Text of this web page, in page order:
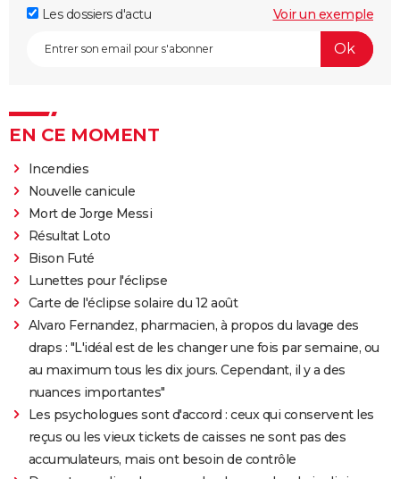
Les dossiers d'actu
Voir un exemple
EN CE MOMENT
Incendies
Nouvelle canicule
Mort de Jorge Messi
Résultat Loto
Bison Futé
Lunettes pour l'éclipse
Carte de l'éclipse solaire du 12 août
Alvaro Fernandez, pharmacien, à propos du lavage des
draps : "L'idéal est de les changer une fois par semaine, ou
au maximum tous les dix jours. Cependant, il y a des
nuances importantes"
Les psychologues sont d'accord : ceux qui conservent les
reçus ou les vieux tickets de caisses ne sont pas des
accumulateurs, mais ont besoin de contrôle